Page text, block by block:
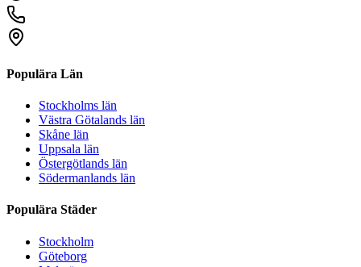
Populära Län
Stockholms län
Västra Götalands län
Skåne län
Uppsala län
Östergötlands län
Södermanlands län
Populära Städer
Stockholm
Göteborg